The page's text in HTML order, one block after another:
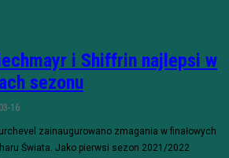
i Shiffrin najlepsi w
sezonu
16
zainaugurowano zmagania w finałowych
Świata. Jako pierwsi sezon 2021/2022